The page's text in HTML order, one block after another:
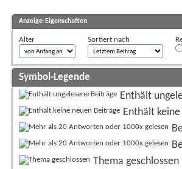
Anzeige-Eigenschaften
Alter Sortiert nach
Symbol-Legende
Enthält
Enthält
Thema geschlossen